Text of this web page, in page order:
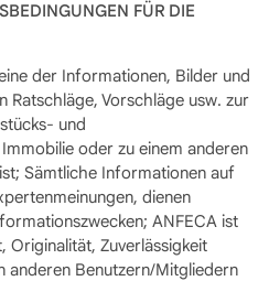
FÜR DIE
der Informationen, Bilder und
Ratschläge, Vorschläge usw. zur
und
oder zu einem anderen
Sämtliche Informationen auf
dienen
ANFECA ist
Originalität, Zuverlässigkeit
anderen Benutzern/Mitgliedern